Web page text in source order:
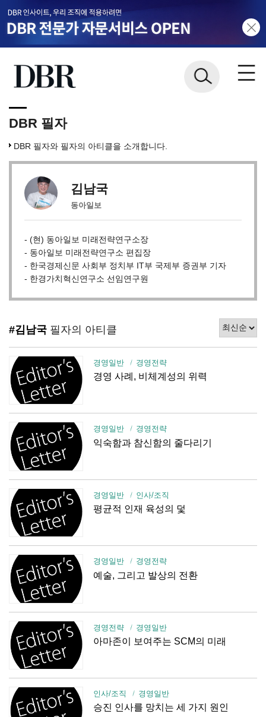
DBR 필자
DBR 필자와 필자의 아티클을 소개합니다.
김남국
동아일보
- (현) 동아일보 미래전략연구소장
- 동아일보 미래전략연구소 편집장
- 한국경제신문 사회부 정치부 IT부 국제부 증권부 기자
- 한경가치혁신연구소 선임연구원
#김남국 필자의 아티클
경영일반 경영전략
경영 사례, 비체계성의 위력
경영일반 경영전략
익숙함과 참신함의 줄다리기
경영일반 인사/조직
평균적 인재 육성의 덫
경영일반 경영전략
예술, 그리고 발상의 전환
경영전략 경영일반
아마존이 보여주는 SCM의 미래
인사/조직 경영일반
승진 인사를 망치는 세 가지 원인